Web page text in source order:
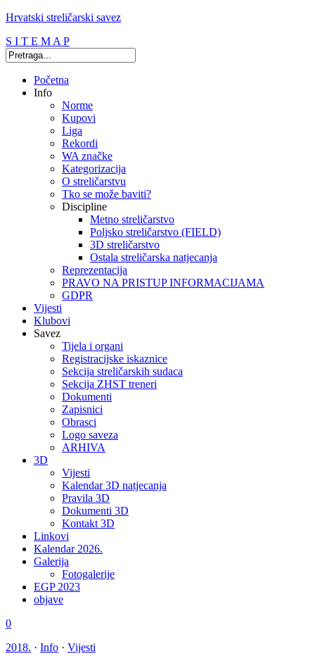
Hrvatski streličarski savez
S I T E M A P
Početna
Info
Norme
Kupovi
Liga
Rekordi
WA značke
Kategorizacija
O streličarstvu
Tko se može baviti?
Discipline
Metno streličarstvo
Poljsko streličarstvo (FIELD)
3D streličarstvo
Ostala streličarska natjecanja
Reprezentacija
PRAVO NA PRISTUP INFORMACIJAMA
GDPR
Vijesti
Klubovi
Savez
Tijela i organi
Registracijske iskaznice
Sekcija streličarskih sudaca
Sekcija ZHST treneri
Dokumenti
Zapisnici
Obrasci
Logo saveza
ARHIVA
3D
Vijesti
Kalendar 3D natjecanja
Pravila 3D
Dokumenti 3D
Kontakt 3D
Linkovi
Kalendar 2026.
Galerija
Fotogalerije
EGP 2023
objave
0
2018. · Info · Vijesti